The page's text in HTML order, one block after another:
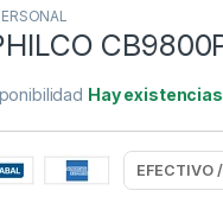
Hay existencias